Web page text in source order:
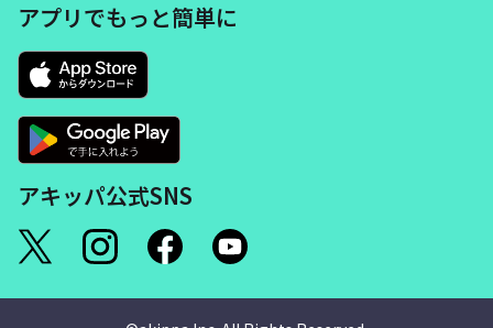
アプリでもっと簡単に
アキッパ公式SNS